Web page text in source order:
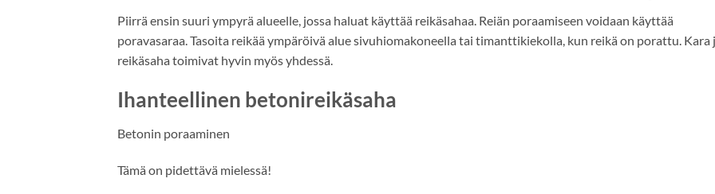
Piirrä ensin suuri ympyrä alueelle, jossa haluat käyttää reikäsahaa. Reiän poraamiseen voidaan käyttää
poravasaraa. Tasoita reikää ympäröivä alue sivuhiomakoneella tai timanttikiekolla, kun reikä on porattu. Kara
reikäsaha toimivat hyvin myös yhdessä.
Ihanteellinen betonireikäsaha
Betonin poraaminen
Tämä on pidettävä mielessä!